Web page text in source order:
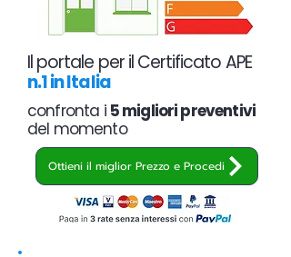
Il portale per il Certificato APE
n.1 in Italia
confronta i 5 migliori preventivi
del momento
Ottieni il miglior Prezzo e Procedi